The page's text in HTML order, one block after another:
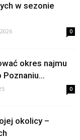
w sezonie
0
okres najmu
0
okolicy –